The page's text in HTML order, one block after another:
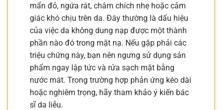
mẩn đỏ, ngứa rát, châm chích nhẹ hoặc cảm
giác khó chịu trên da. Đây thường là dấu hiệu
của việc da không dung nạp được một thành
phần nào đó trong mặt nạ. Nếu gặp phải các
triệu chứng này, bạn nên ngưng sử dụng sản
phẩm ngay lập tức và rửa sạch mặt bằng
nước mát. Trong trường hợp phản ứng kéo dài
hoặc nghiêm trọng, hãy tham khảo ý kiến bác
sĩ da liễu.